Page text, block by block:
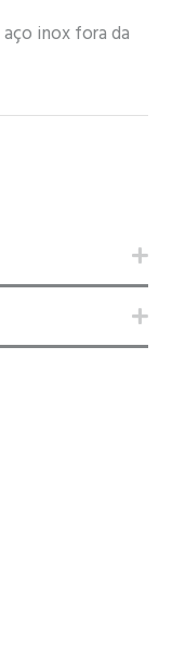
inox fora da